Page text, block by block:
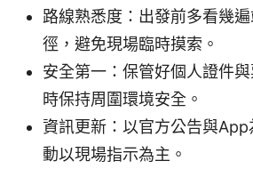
路線熟悉度：出發前多看幾
徑，避免現場臨時摸索。
安全第一：保管好個人證件
時保持周圍環境安全。
資訊更新：以官方公告與
動以現場指示為主。